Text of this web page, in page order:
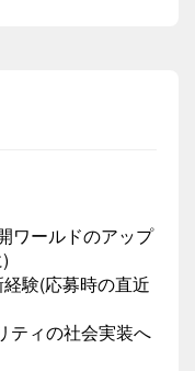
ワールドのアップ
験(応募時の直近
ティの社会実装へ